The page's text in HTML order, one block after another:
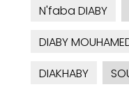
N'faba DIABY
DIABY
DIAKHABY